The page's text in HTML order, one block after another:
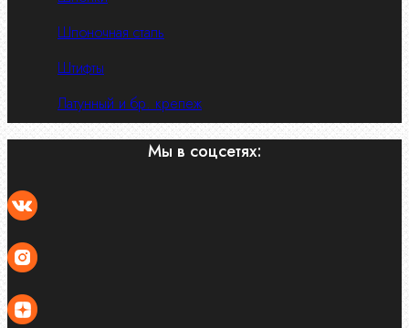
Шпоночная сталь
Штифты
Латунный и бр. крепеж
Мы в соцсетях: